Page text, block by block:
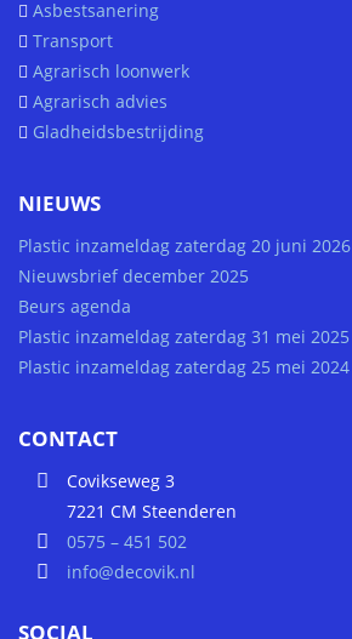
Asbestsanering
Transport
Agrarisch loonwerk
Agrarisch advies
Gladheidsbestrijding
NIEUWS
Plastic inzameldag zaterdag 20 juni 2026
Nieuwsbrief december 2025
Beurs agenda
Plastic inzameldag zaterdag 31 mei 2025
Plastic inzameldag zaterdag 25 mei 2024
CONTACT
Covikseweg 3
7221 CM Steenderen
0575 – 451 502
info@decovik.nl
SOCIAL